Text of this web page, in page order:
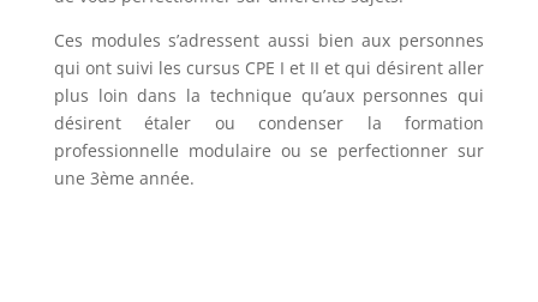
Ces modules s’adressent aussi bien aux personnes
qui ont suivi les cursus CPE I et II et qui désirent aller
plus loin dans la technique qu’aux personnes qui
désirent étaler ou condenser la formation
professionnelle modulaire ou se perfectionner sur
une 3ème année.